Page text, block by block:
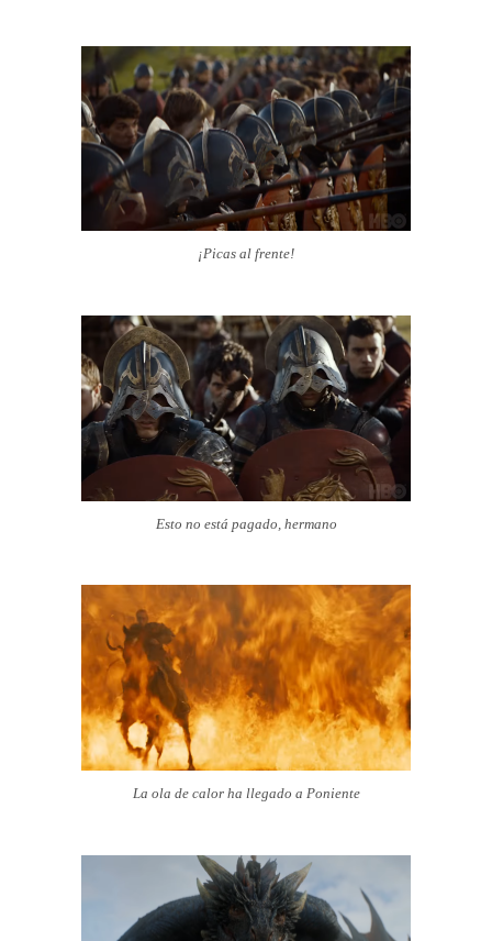
¡Picas al frente!
Esto no está pagado, hermano
La ola de calor ha llegado a Poniente